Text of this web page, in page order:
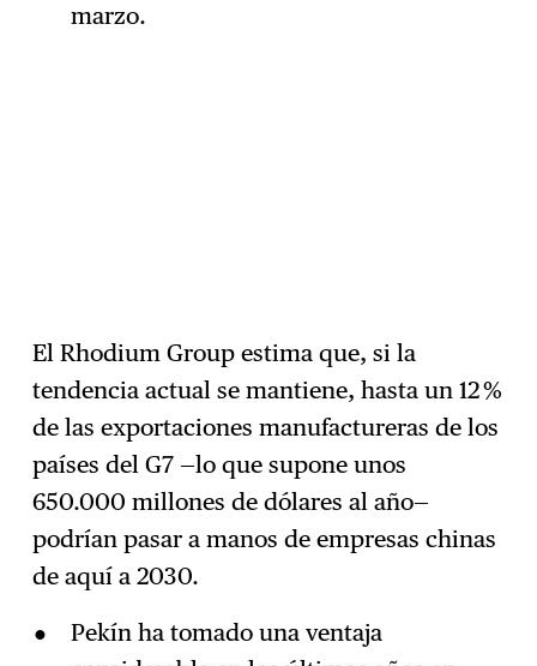
marzo.
El Rhodium Group estima que, si la
tendencia actual se mantiene, hasta un 12 %
de las exportaciones manufactureras de los
países del G7 —lo que supone unos
650.000 millones de dólares al año—
podrían pasar a manos de empresas chinas
de aquí a 2030.
Pekín ha tomado una ventaja